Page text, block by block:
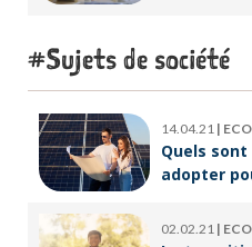
Sujets de société
14.04.21 |
Quels
adopter
02.02.21 |